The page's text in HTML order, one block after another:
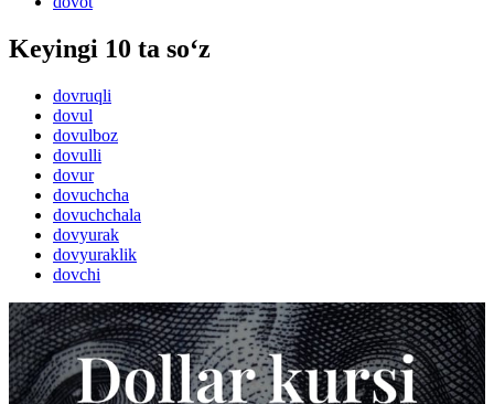
Keyingi 10 ta so‘z
dovruqli
dovul
dovulboz
dovulli
dovur
dovuchcha
dovuchchala
dovyurak
dovyuraklik
dovchi